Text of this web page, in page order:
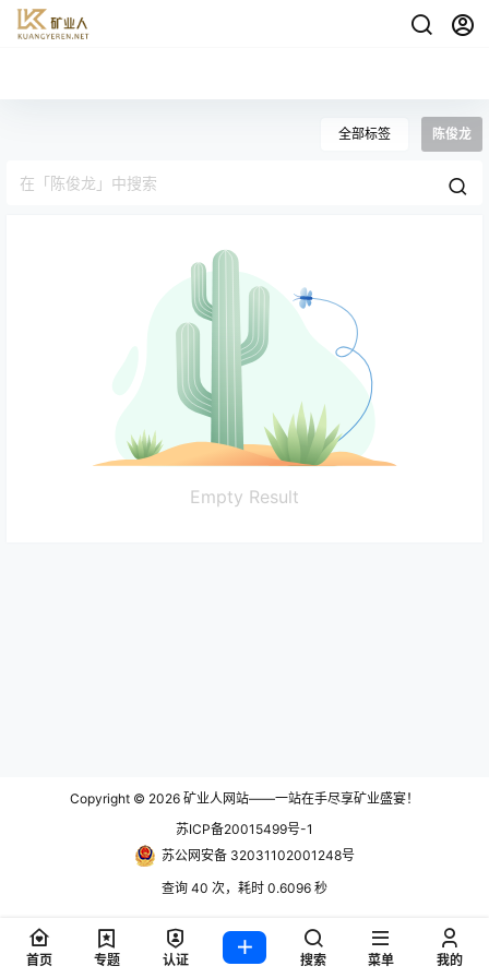
全部标签 陈俊龙
Empty Result
Copyright © 2026 矿业人网站——一站在手尽享矿业盛宴！
苏ICP备20015499号-1
苏公网安备 32031102001248号
查询 40 次，耗时 0.6096 秒
首页 专题 认证 搜索 菜单 我的